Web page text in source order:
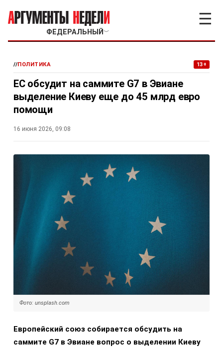
ФЕДЕРАЛЬНЫЙ ﹀
☰
//ПОЛИТИКА 13+
ЕC обсудит на саммите G7 в Эвиане
выделение Киеву еще до 45 млрд евро
помощи
16 июня 2026, 09:08
Фото: unsplash.com
Европейский союз собирается обсудить на
саммите G7 в Эвиане вопрос о выделении Киеву